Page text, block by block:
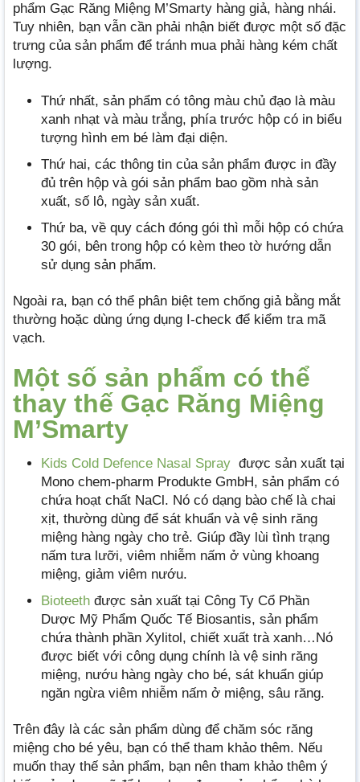
phẩm Gạc Răng Miệng M’Smarty hàng giả, hàng nhái.
Tuy nhiên, bạn vẫn cần phải nhận biết được một số đặc
trưng của sản phẩm để tránh mua phải hàng kém chất
lượng.
Thứ nhất, sản phẩm có tông màu chủ đạo là màu
xanh nhạt và màu trắng, phía trước hộp có in biểu
tượng hình em bé làm đại diện.
Thứ hai, các thông tin của sản phẩm được in đầy
đủ trên hộp và gói sản phẩm bao gồm nhà sản
xuất, số lô, ngày sản xuất.
Thứ ba, về quy cách đóng gói thì mỗi hộp có chứa
30 gói, bên trong hộp có kèm theo tờ hướng dẫn
sử dụng sản phẩm.
Ngoài ra, bạn có thể phân biệt tem chống giả bằng mắt
thường hoặc dùng ứng dụng I-check để kiểm tra mã
vạch.
Một số sản phẩm có thể
thay thế Gạc Răng Miệng
M’Smarty
Kids Cold Defence Nasal Spray được sản xuất tại
Mono chem-pharm Produkte GmbH, sản phẩm có
chứa hoạt chất NaCl. Nó có dạng bào chế là chai
xịt, thường dùng để sát khuẩn và vệ sinh răng
miệng hàng ngày cho trẻ. Giúp đầy lùi tình trạng
nấm tưa lưỡi, viêm nhiễm nấm ở vùng khoang
miệng, giảm viêm nướu.
Bioteeth được sản xuất tại Công Ty Cổ Phần
Dược Mỹ Phẩm Quốc Tế Biosantis, sản phẩm
chứa thành phần Xylitol, chiết xuất trà xanh…Nó
được biết với công dụng chính là vệ sinh răng
miệng, nướu hàng ngày cho bé, sát khuẩn giúp
ngăn ngừa viêm nhiễm nấm ở miệng, sâu răng.
Trên đây là các sản phẩm dùng để chăm sóc răng
miệng cho bé yêu, bạn có thể tham khảo thêm. Nếu
muốn thay thế sản phẩm, bạn nên tham khảo thêm ý